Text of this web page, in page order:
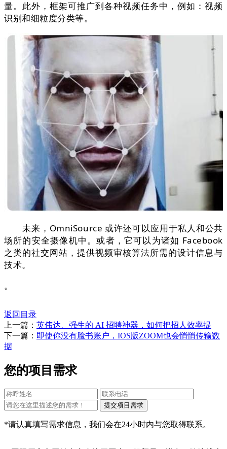
量。此外，框架可推⼴到各种视频任务中，例如：视频
识别和细粒度分类等。
未来，OmniSource 或许还可以应⽤于私⼈和公共
场所的安全摄像机中。或者，它可以为诸如 Facebook
之类的社交网站，提供视频审核算法所需的设计信息与
技术。
。
返回目录
上一篇： 英伟达、强生的 AI 招聘神器，如何把招人效率提
下一篇： 即使你没有脸书账户，IOS版ZOOM也会悄悄传输数
据
您的项目需求
*请认真填写需求信息，我们会在24小时内与您取得联系。